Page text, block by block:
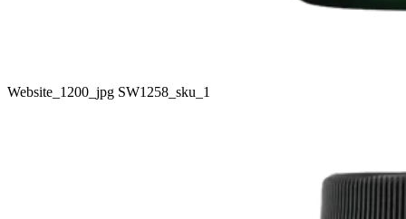
Website_1200_jpg SW1258_sku_1